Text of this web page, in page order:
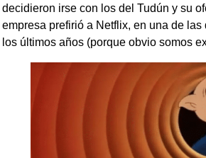
decidieron irse con los del Tudún y su
empresa prefirió a Netflix, en una de
los últimos años (porque obvio somos